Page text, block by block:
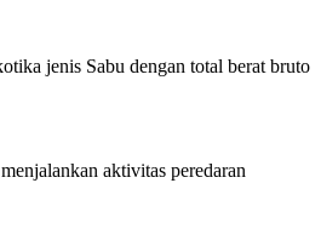
jenis Sabu dengan total berat bruto
aktivitas peredaran